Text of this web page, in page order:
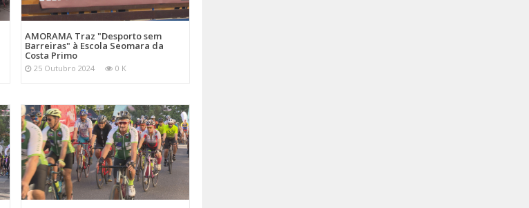
AMORAMA Traz "Desporto sem
Barreiras" à Escola Seomara da
Costa Primo
25 Outubro 2024 0 K